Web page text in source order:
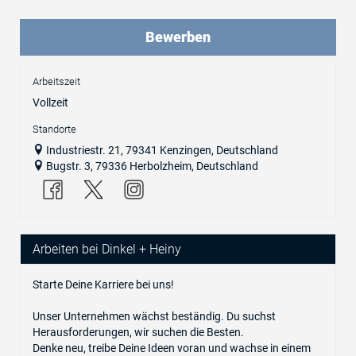
Bewerben
Arbeitszeit
Vollzeit
Standorte
Industriestr. 21, 79341 Kenzingen, Deutschland
Bugstr. 3, 79336 Herbolzheim, Deutschland
Arbeiten bei Dinkel + Heiny
Starte Deine Karriere bei uns!
Unser Unternehmen wächst beständig. Du suchst
Herausforderungen, wir suchen die Besten.
Denke neu, treibe Deine Ideen voran und wachse in einem